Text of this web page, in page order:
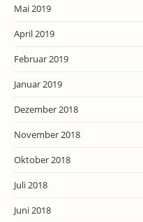
Mai 2019
April 2019
Februar 2019
Januar 2019
Dezember 2018
November 2018
Oktober 2018
Juli 2018
Juni 2018